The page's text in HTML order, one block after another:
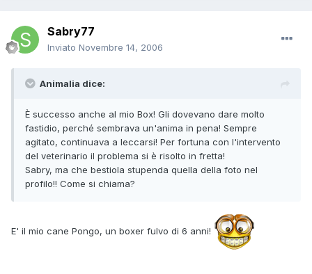
Sabry77
Inviato Novembre 14, 2006
Animalia dice:
È successo anche al mio Box! Gli dovevano dare molto
fastidio, perché sembrava un'anima in pena! Sempre
agitato, continuava a leccarsi! Per fortuna con l'intervento
del veterinario il problema si è risolto in fretta!
Sabry, ma che bestiola stupenda quella della foto nel
profilo!! Come si chiama?
E' il mio cane Pongo, un boxer fulvo di 6 anni!